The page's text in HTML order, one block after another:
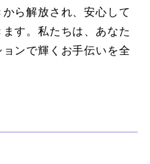
ら解放され、安心して
す。私たちは、あなた
ンで輝くお手伝いを全